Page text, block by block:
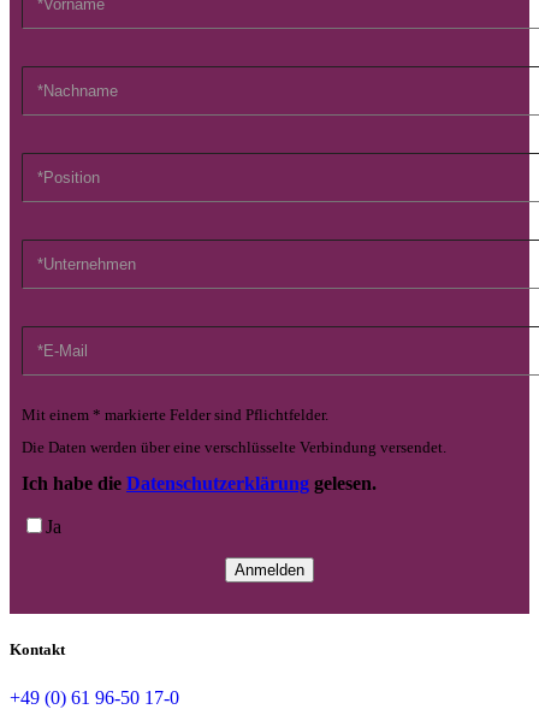
Mit einem * markierte Felder sind Pflichtfelder.
Die Daten werden über eine verschlüsselte Verbindung versendet.
Ich habe die Datenschutzerklärung gelesen.
Ja
Kontakt
+49 (0) 61 96-50 17-0